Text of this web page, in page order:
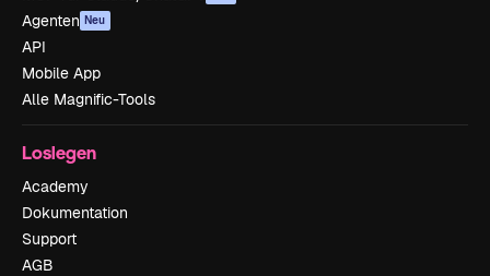
Agenten Neu
API
Mobile App
Alle Magnific-Tools
Loslegen
Academy
Dokumentation
Support
AGB